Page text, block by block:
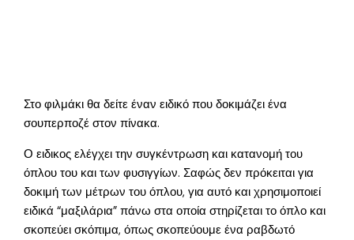
Στο φιλμάκι θα δείτε έναν ειδικό που δοκιμάζει ένα
σουπερποζέ στον πίνακα.
Ο ειδικος ελέγχει την συγκέντρωση και κατανομή του
όπλου του και των φυσιγγίων. Σαφώς δεν πρόκειται για
δοκιμή των μέτρων του όπλου, για αυτό και χρησιμοποιεί
ειδικά “μαξιλάρια” πάνω στα οποία στηρίζεται το όπλο και
σκοπεύει σκόπιμα, όπως σκοπεύουμε ένα ραβδωτό